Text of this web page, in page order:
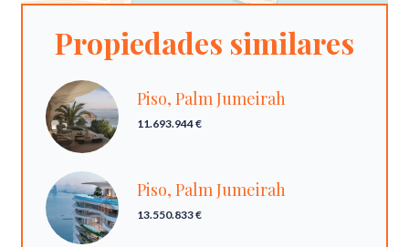
Propiedades similares
Piso, Palm Jumeirah
11.693.944 €
Piso, Palm Jumeirah
13.550.833 €